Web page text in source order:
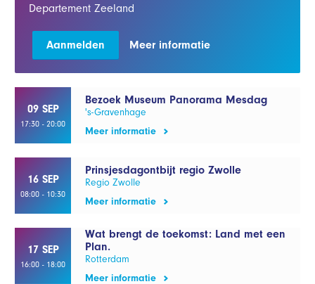
Departement Zeeland
Aanmelden Meer informatie
09 SEP
17:30 - 20:00
Bezoek Museum Panorama Mesdag
's-Gravenhage
Meer informatie
16 SEP
08:00 - 10:30
Prinsjesdagontbijt regio Zwolle
Regio Zwolle
Meer informatie
17 SEP
16:00 - 18:00
Wat brengt de toekomst: Land met een
Plan.
Rotterdam
Meer informatie